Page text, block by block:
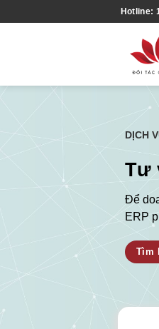
to
Hotline:
DỊCH
Tư
Để
ERP
Tìm